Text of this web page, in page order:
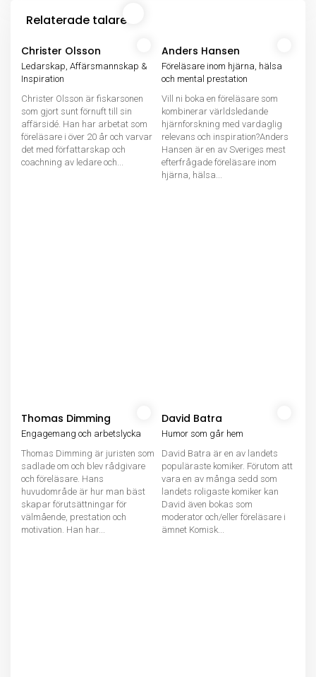
Relaterade talare
Christer Olsson
Ledarskap, Affärsmannskap &
Inspiration
Christer Olsson är fiskarsonen
som gjort sunt förnuft till sin
affärsidé. Han har arbetat som
föreläsare i över 20 år och varvar
det med författarskap och
coachning av ledare och...
Anders Hansen
Föreläsare inom hjärna, hälsa
och mental prestation
Vill ni boka en föreläsare som
kombinerar världsledande
hjärnforskning med vardaglig
relevans och inspiration?Anders
Hansen är en av Sveriges mest
efterfrågade föreläsare inom
hjärna, hälsa...
Thomas Dimming
Engagemang och arbetslycka
Thomas Dimming är juristen som
sadlade om och blev rådgivare
och föreläsare. Hans
huvudområde är hur man bäst
skapar förutsättningar för
välmående, prestation och
motivation. Han har...
David Batra
Humor som går hem
David Batra är en av landets
populäraste komiker. Förutom att
vara en av många sedd som
landets roligaste komiker kan
David även bokas som
moderator och/eller föreläsare i
ämnet Komisk...